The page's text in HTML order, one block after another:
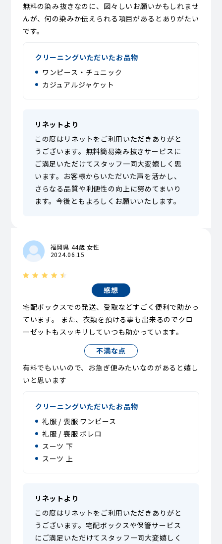
無料の染み抜きなのに、図々しいお願いかもしれませ
んが、何の染みか伝えられる項目があるとありがたい
です。
クリーニングいただいたお品物
ワンピース・チュニック
カジュアルジャケット
リネットより
この度はリネットをご利用いただきありがと
うございます。無料簡易染み抜きサービスに
ご満足いただけてスタッフ一同大変嬉しく思
います。お客様からいただいた声を活かし、
さらなる品質や利便性の向上に努めてまいり
ます。今後ともよろしくお願いいたします。
福岡県 44歳 女性
2024.06.15
感想
宅配ボックスでの発送、受取などすごく便利で助かっ
ています。 また、衣類を預ける事も出来るのでクロ
ーゼットもスッキリしていつも助かっています。
不満な点
有料でもいいので、お急ぎ便みたいなのがあると嬉し
いと思います
クリーニングいただいたお品物
礼服 / 喪服 ワンピース
礼服 / 喪服 ボレロ
スーツ 下
スーツ 上
リネットより
この度はリネットをご利用いただきありがと
うございます。宅配ボックスや保管サービス
にご満足いただけてスタッフ一同大変嬉しく